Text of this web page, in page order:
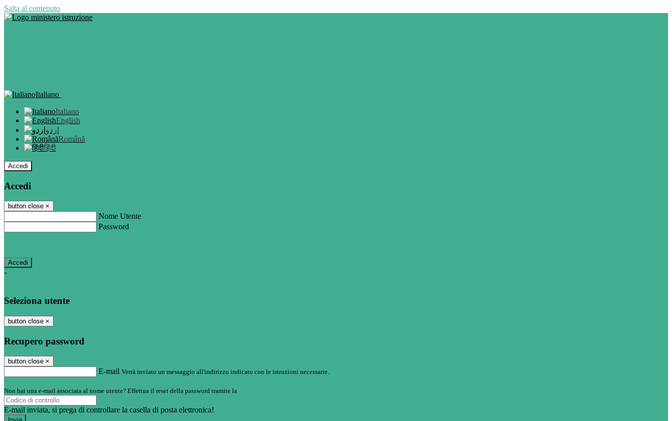
Salta al contenuto
Italiano
Italiano
English
اردو
Română
हिंदी
Accedi
Accedi
button close ×
Nome Utente
Password
-
Seleziona utente
button close ×
Recupero password
button close ×
E-mail Verrà inviato un messaggio all'indirizzo indicato con le istruzioni necessarie.
Non hai una e-mail associata al nome utente? Effettua il reset della password tramite la
E-mail inviata, si prega di controllare la casella di posta elettronica!